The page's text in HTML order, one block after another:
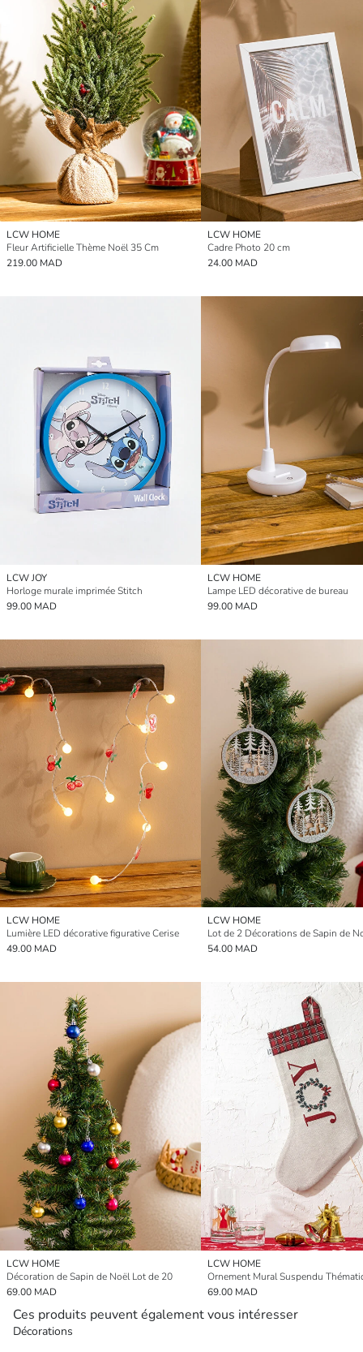
LCW HOME
Fleur Artificielle Thème Noël 35 Cm
219.00 MAD
LCW HOME
Cadre Photo 20 cm
24.00 MAD
LCW JOY
Horloge murale imprimée Stitch
99.00 MAD
LCW HOME
Lampe LED décorative de bureau
99.00 MAD
LCW HOME
Lumière LED décorative figurative Cerise
49.00 MAD
LCW HOME
Lot de 2 Décorations de Sapin de
54.00 MAD
LCW HOME
Décoration de Sapin de Noël Lot de 20
69.00 MAD
LCW HOME
69.00 MAD
Ces produits peuvent également vous intéresser
Décorations